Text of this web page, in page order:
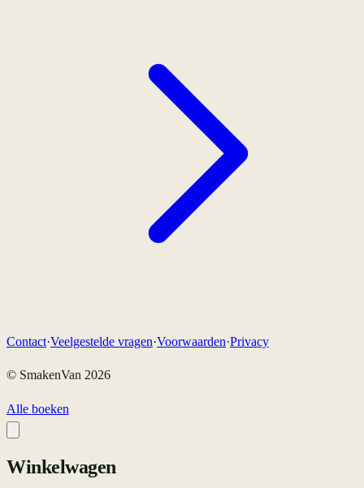
Contact·Veelgestelde vragen·Voorwaarden·Privacy
© SmakenVan 2026
Alle boeken
Winkelwagen